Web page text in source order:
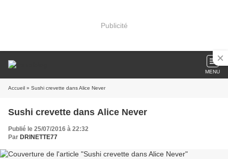
Publicité
MENU
Accueil » Sushi crevette dans Alice Never
Sushi crevette dans Alice Never
Publié le 25/07/2016 à 22:32
Par DRINETTE77